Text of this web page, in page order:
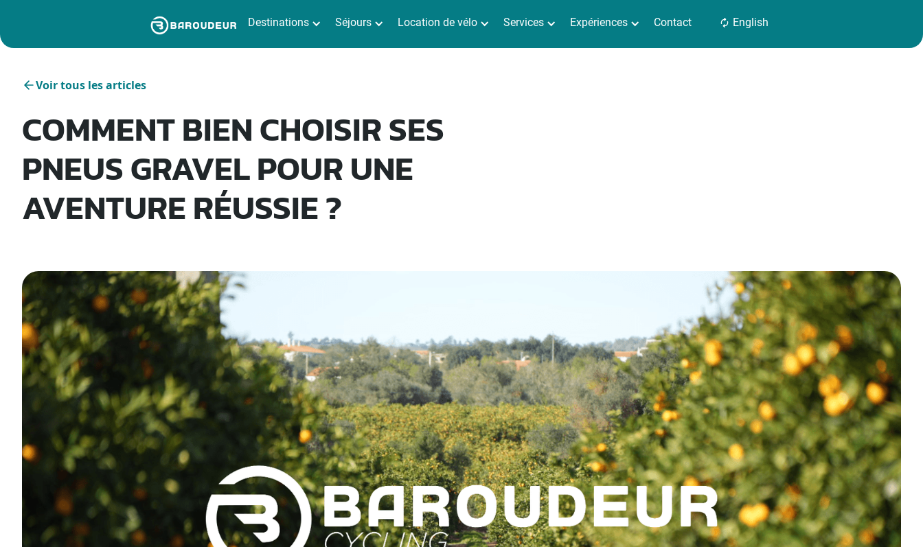
Destinations Séjours Location de vélo Services Expériences Contact English
Voir tous les articles
COMMENT BIEN CHOISIR SES
PNEUS GRAVEL POUR UNE
AVENTURE RÉUSSIE ?